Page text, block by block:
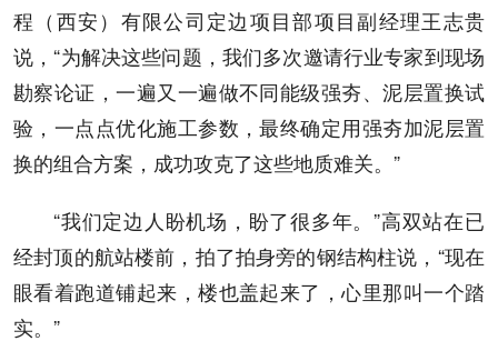
程（西安）有限公司定边项目部项目副经理王志贵
说，“为解决这些问题，我们多次邀请行业专家到现场
勘察论证，一遍又一遍做不同能级强夯、泥层置换试
验，一点点优化施工参数，最终确定用强夯加泥层置
换的组合方案，成功攻克了这些地质难关。”
“我们定边人盼机场，盼了很多年。”高双站在已
经封顶的航站楼前，拍了拍身旁的钢结构柱说，“现在
眼看着跑道铺起来，楼也盖起来了，心里那叫一个踏
实。”